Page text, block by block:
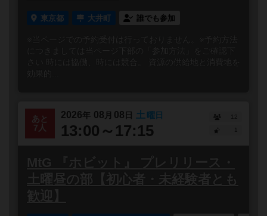
東京都 大井町 誰でも参加
※当ページでの予約受付は行っておりません。※予約方法
につきましては当ページ下部の「参加方法」をご確認下
さい 時には協働、時には競合。 資源の供給地と消費地を
効果的...
あと
7人
2026年 08 月 08 日 土 曜日
13:00～17:15
12
1
MtG 『ホビット』 プレリリース・
土曜昼の部【初心者・未経験者とも
歓迎】